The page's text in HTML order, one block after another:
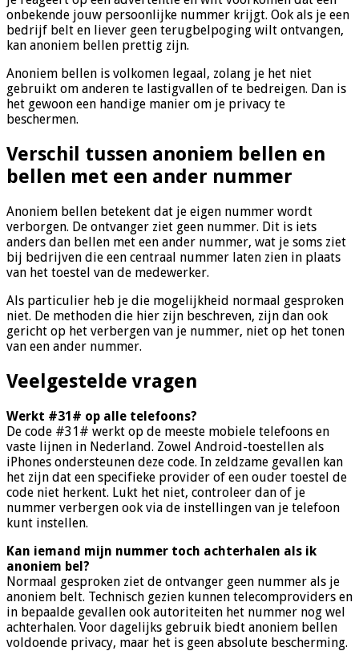
onbekende jouw persoonlijke nummer krijgt. Ook als je een
bedrijf belt en liever geen terugbelpoging wilt ontvangen,
kan anoniem bellen prettig zijn.
Anoniem bellen is volkomen legaal, zolang je het niet
gebruikt om anderen te lastigvallen of te bedreigen. Dan is
het gewoon een handige manier om je privacy te
beschermen.
Verschil tussen anoniem bellen en
bellen met een ander nummer
Anoniem bellen betekent dat je eigen nummer wordt
verborgen. De ontvanger ziet geen nummer. Dit is iets
anders dan bellen met een ander nummer, wat je soms ziet
bij bedrijven die een centraal nummer laten zien in plaats
van het toestel van de medewerker.
Als particulier heb je die mogelijkheid normaal gesproken
niet. De methoden die hier zijn beschreven, zijn dan ook
gericht op het verbergen van je nummer, niet op het tonen
van een ander nummer.
Veelgestelde vragen
Werkt #31# op alle telefoons?
De code #31# werkt op de meeste mobiele telefoons en
vaste lijnen in Nederland. Zowel Android-toestellen als
iPhones ondersteunen deze code. In zeldzame gevallen kan
het zijn dat een specifieke provider of een ouder toestel de
code niet herkent. Lukt het niet, controleer dan of je
nummer verbergen ook via de instellingen van je telefoon
kunt instellen.
Kan iemand mijn nummer toch achterhalen als ik
anoniem bel?
Normaal gesproken ziet de ontvanger geen nummer als je
anoniem belt. Technisch gezien kunnen telecomproviders en
in bepaalde gevallen ook autoriteiten het nummer nog wel
achterhalen. Voor dagelijks gebruik biedt anoniem bellen
voldoende privacy, maar het is geen absolute bescherming.